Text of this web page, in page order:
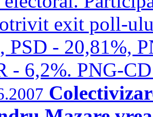
exit poll-
PSD - 20,81%,
- 6,2%. PNG-